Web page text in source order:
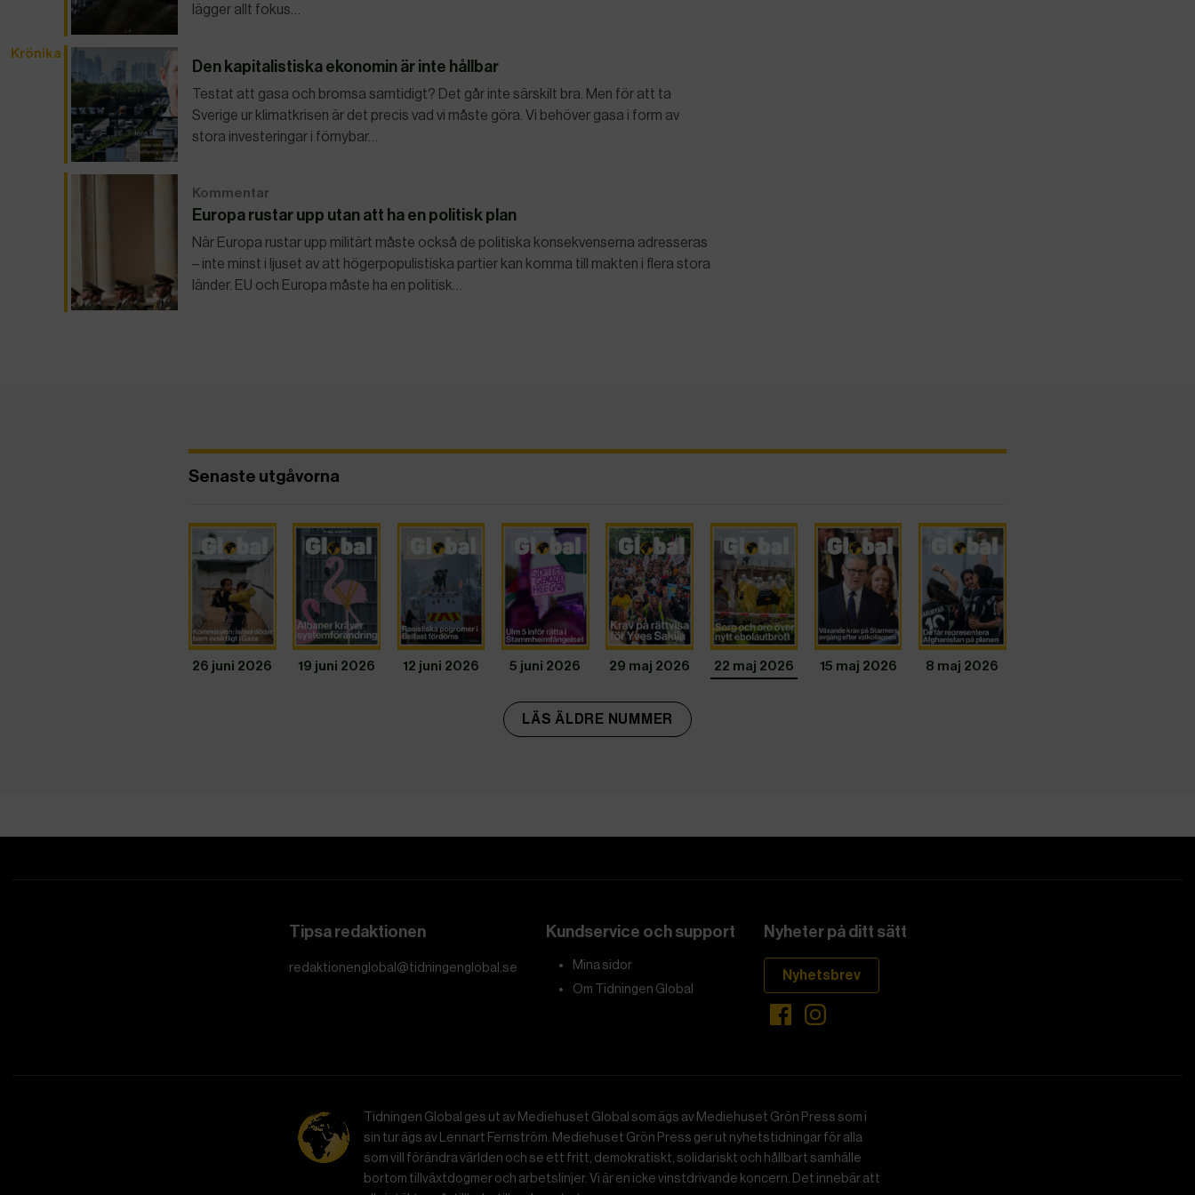
lägger allt fokus…
Krönika
Den kapitalistiska ekonomin är inte hållbar
Testat att gasa och bromsa samtidigt? Det går inte särskilt bra. Men för att ta
Sverige ur klimatkrisen är det precis vad vi måste göra. Vi behöver gasa i form av
stora investeringar i förnybar…
Kommentar
Europa rustar upp utan att ha en politisk plan
När Europa rustar upp militärt måste också de politiska konsekvenserna adresseras
– inte minst i ljuset av att högerpopulistiska partier kan komma till makten i flera stora
länder. EU och Europa måste ha en politisk…
Senaste utgåvorna
26 juni 2026 19 juni 2026 12 juni 2026 5 juni 2026 29 maj 2026 22 maj 2026 15 maj 2026 8 maj 2026
LÄS ÄLDRE NUMMER
Tipsa redaktionen
redaktionenglobal@tidningenglobal.se
Kundservice och support
Mina sidor
Om Tidningen Global
Nyheter på ditt sätt
Nyhetsbrev
Tidningen Global ges ut av Mediehuset Global som ägs av Mediehuset Grön Press som i
sin tur ägs av Lennart Fernström. Mediehuset Grön Press ger ut nyhetstidningar för alla
som vill förändra världen och se ett fritt, demokratiskt, solidariskt och hållbart samhälle
bortom tillväxtdogmer och arbetslinjer. Vi är en icke vinstdrivande koncern. Det innebär att